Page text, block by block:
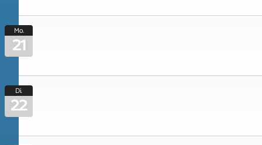
Mo.
21
Di.
22